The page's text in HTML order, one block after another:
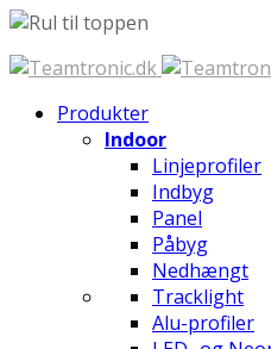
Spring
indholdProdukter
Indoor
Linjeprofiler
Indbyg
Panel
Påbyg
Nedhængt
Tracklight
Alu-profiler